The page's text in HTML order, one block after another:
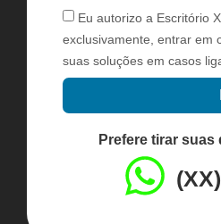
Eu autorizo a Escritório
exclusivamente, entrar em
suas soluções em casos
Prefere tirar